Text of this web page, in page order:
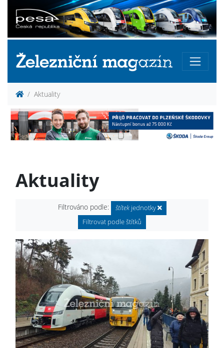
Aktuality
Aktuality
Filtrováno podle: štítekjednotky
Filtrovat podle štítků